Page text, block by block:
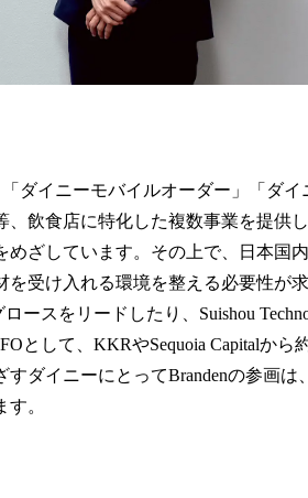
ダイニーモバイルオーダー」「ダイ
飲食店に特化した複数事業を提供
ざしています。その上で、日本国
受け入れる環境を整える必要性が
ースをリードしたり、Suishou
として、KKRやSequoia Capitalから
ダイニーにとってBrandenの参画は
。